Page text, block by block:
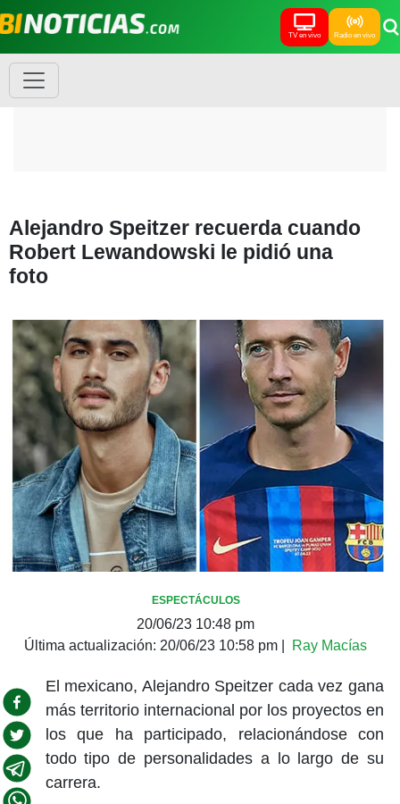
TV en vivo Radio en vivo
Alejandro Speitzer recuerda cuando
Robert Lewandowski le pidió una
foto
ESPECTÁCULOS
20/06/23 10:48 pm
Última actualización: 20/06/23 10:58 pm Ray Macías
El mexicano, Alejandro Speitzer cada vez gana
más territorio internacional por los proyectos en
los que ha participado, relacionándose con
todo tipo de personalidades a lo largo de su
carrera.